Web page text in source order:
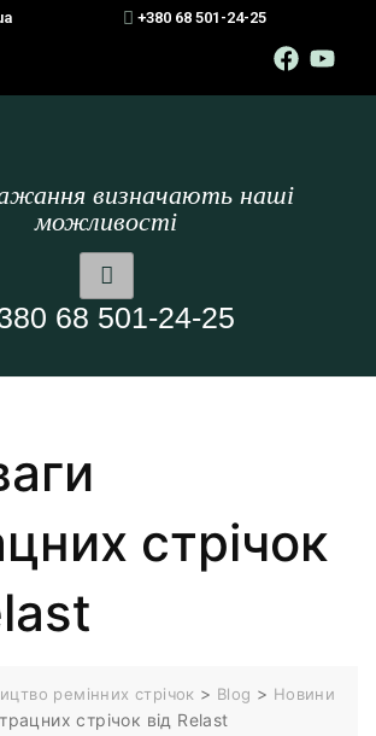
+380 68 501-24-25
визначають наші
можливості
68 501-24-25
стрічок
ремінних стрічок > Blog > Новини
стрічок від Relast